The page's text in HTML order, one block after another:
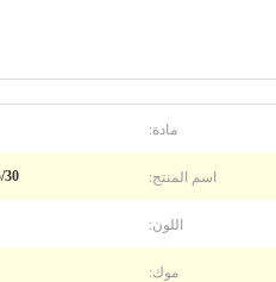
مادة:
اسم المنتج: 5/10/15/
اللون:
موك: